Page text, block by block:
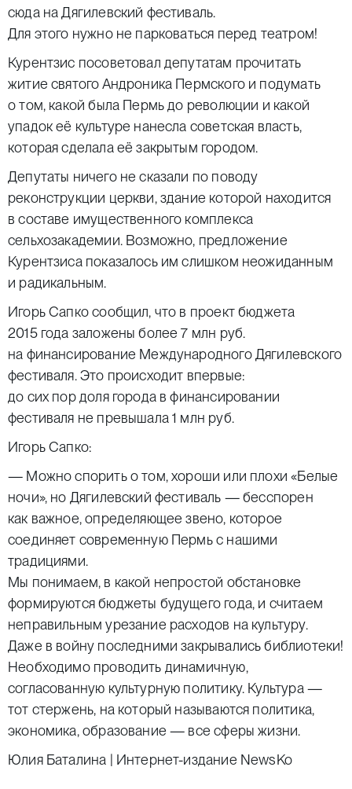
сюда на Дягилевский фестиваль.
Для этого нужно не парковаться перед театром!
Курентзис посоветовал депутатам прочитать
житие святого Андроника Пермского и подумать
о том, какой была Пермь до революции и какой
упадок её культуре нанесла советская власть,
которая сделала её закрытым городом.
Депутаты ничего не сказали по поводу
реконструкции церкви, здание которой находится
в составе имущественного комплекса
сельхозакадемии. Возможно, предложение
Курентзиса показалось им слишком неожиданным
и радикальным.
Игорь Сапко сообщил, что в проект бюджета
2015 года заложены более 7 млн руб.
на финансирование Международного Дягилевского
фестиваля. Это происходит впервые:
до сих пор доля города в финансировании
фестиваля не превышала 1 млн руб.
Игорь Сапко:
— Можно спорить о том, хороши или плохи «Белые
ночи», но Дягилевский фестиваль — бесспорен
как важное, определяющее звено, которое
соединяет современную Пермь с нашими
традициями.
Мы понимаем, в какой непростой обстановке
формируются бюджеты будущего года, и считаем
неправильным урезание расходов на культуру.
Даже в войну последними закрывались библиотеки!
Необходимо проводить динамичную,
согласованную культурную политику. Культура —
тот стержень, на который называются политика,
экономика, образование — все сферы жизни.
Юлия Баталина | Интернет-издание NewsKo